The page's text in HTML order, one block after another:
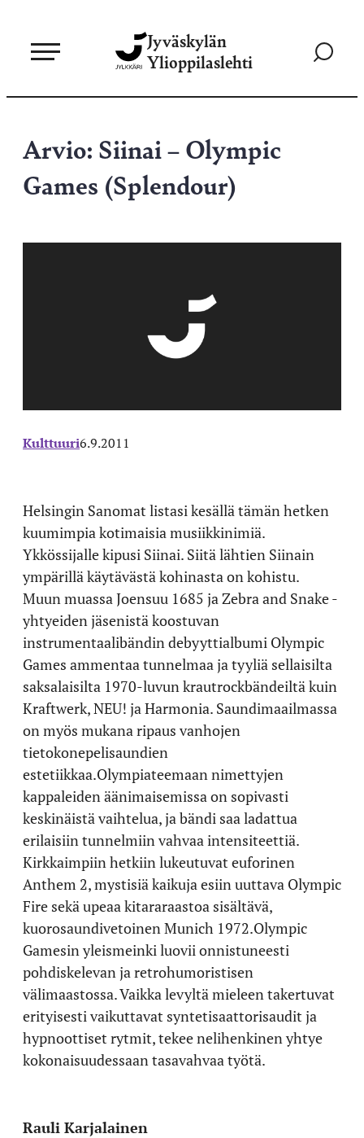
sisältöön
Jyväskylän
Ylioppilaslehti
Siirry
Arvio: Siinai – Olympic
Games (Splendour)
Kulttuuri6.9.2011
Helsingin Sanomat listasi kesällä tämän hetken
kuumimpia kotimaisia musiikkinimiä.
Ykkössijalle kipusi Siinai. Siitä lähtien Siinain
ympärillä käytävästä kohinasta on kohistu.
Muun muassa Joensuu 1685 ja Zebra and Snake -
yhtyeiden jäsenistä koostuvan
instrumentaalibändin debyyttialbumi Olympic
Games ammentaa tunnelmaa ja tyyliä sellaisilta
saksalaisilta 1970-luvun krautrockbändeiltä kuin
Kraftwerk, NEU! ja Harmonia. Saundimaailmassa
on myös mukana ripaus vanhojen
tietokonepelisaundien
estetiikkaa.Olympiateemaan nimettyjen
kappaleiden äänimaisemissa on sopivasti
keskinäistä vaihtelua, ja bändi saa ladattua
erilaisiin tunnelmiin vahvaa intensiteettiä.
Kirkkaimpiin hetkiin lukeutuvat euforinen
Anthem 2, mystisiä kaikuja esiin uuttava Olympic
Fire sekä upeaa kitararaastoa sisältävä,
kuorosaundivetoinen Munich 1972.Olympic
Gamesin yleismeinki luovii onnistuneesti
pohdiskelevan ja retrohumoristisen
välimaastossa. Vaikka levyltä mieleen takertuvat
erityisesti vaikuttavat syntetisaattorisaudit ja
hypnoottiset rytmit, tekee nelihenkinen yhtye
kokonaisuudessaan tasavahvaa työtä.
Rauli Karjalainen